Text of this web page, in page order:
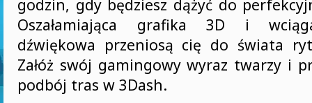
godzin, gdy będziesz dążyć do
Oszałamiająca grafika 3D i
dźwiękowa przeniosą cię do świata
Załóż swój gamingowy wyraz twarzy i
podbój tras w 3Dash.